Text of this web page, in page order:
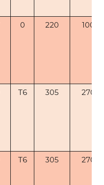
0 220 100
T6 305 270
T6 305 270